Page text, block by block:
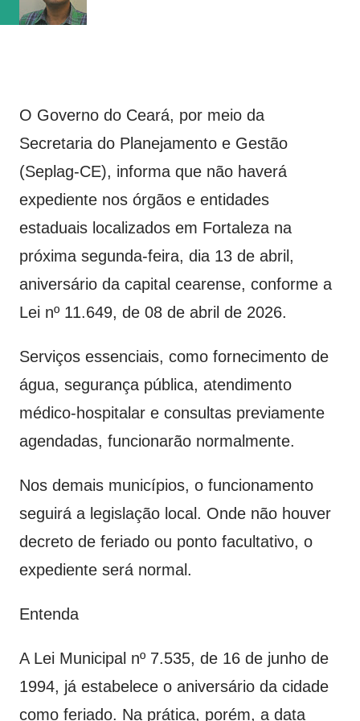
Neste momento, figura na terceira posição com 18 pont...
O Governo do Ceará, por meio da
Secretaria do Planejamento e Gestão
(Seplag-CE), informa que não haverá
expediente nos órgãos e entidades
estaduais localizados em Fortaleza na
próxima segunda-feira, dia 13 de abril,
aniversário da capital cearense, conforme a
Lei nº 11.649, de 08 de abril de 2026.
Serviços essenciais, como fornecimento de
água, segurança pública, atendimento
médico-hospitalar e consultas previamente
agendadas, funcionarão normalmente.
Nos demais municípios, o funcionamento
seguirá a legislação local. Onde não houver
decreto de feriado ou ponto facultativo, o
expediente será normal.
Entenda
A Lei Municipal nº 7.535, de 16 de junho de
1994, já estabelece o aniversário da cidade
como feriado. Na prática, porém, a data